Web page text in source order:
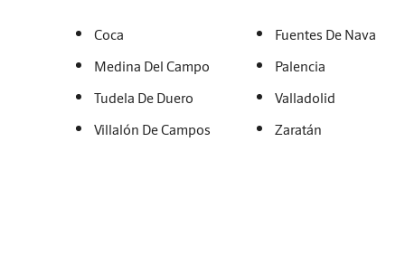
Coca
Fuentes De Nava
Medina Del Campo
Palencia
Tudela De Duero
Valladolid
Villalón De Campos
Zaratán